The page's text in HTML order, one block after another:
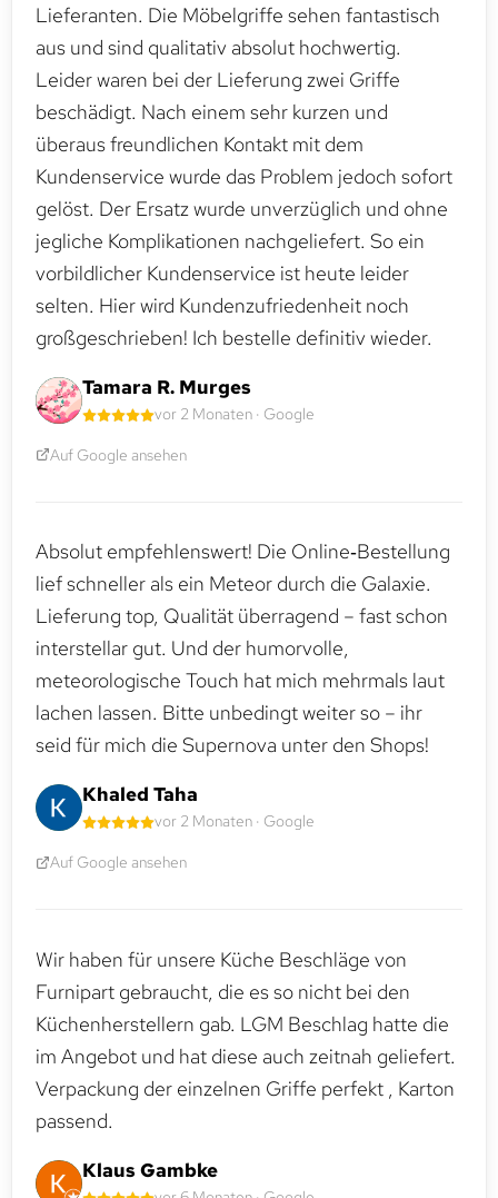
Lieferanten. Die Möbelgriffe sehen fantastisch
aus und sind qualitativ absolut hochwertig.
Leider waren bei der Lieferung zwei Griffe
beschädigt. Nach einem sehr kurzen und
überaus freundlichen Kontakt mit dem
Kundenservice wurde das Problem jedoch sofort
gelöst. Der Ersatz wurde unverzüglich und ohne
jegliche Komplikationen nachgeliefert. So ein
vorbildlicher Kundenservice ist heute leider
selten. Hier wird Kundenzufriedenheit noch
großgeschrieben! Ich bestelle definitiv wieder.
Tamara R. Murges
vor 2 Monaten · Google
Auf Google ansehen
Absolut empfehlenswert! Die Online‑Bestellung
lief schneller als ein Meteor durch die Galaxie.
Lieferung top, Qualität überragend – fast schon
interstellar gut. Und der humorvolle,
meteorologische Touch hat mich mehrmals laut
lachen lassen. Bitte unbedingt weiter so – ihr
seid für mich die Supernova unter den Shops!
Khaled Taha
vor 2 Monaten · Google
Auf Google ansehen
Wir haben für unsere Küche Beschläge von
Furnipart gebraucht, die es so nicht bei den
Küchenherstellern gab. LGM Beschlag hatte die
im Angebot und hat diese auch zeitnah geliefert.
Verpackung der einzelnen Griffe perfekt , Karton
passend.
Klaus Gambke